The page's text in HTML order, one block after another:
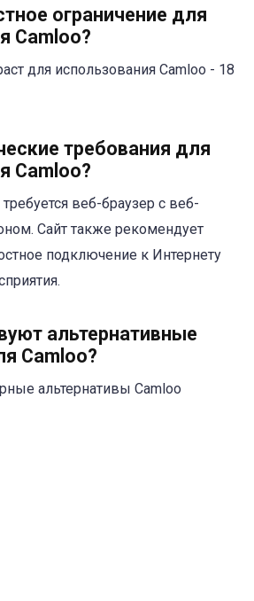
ограничение для
Camloo?
для использования Camloo - 18
требования для
Camloo?
веб-браузер с веб-
Сайт также рекомендует
подключение к Интернету
альтернативные
Camloo?
альтернативы Camloo